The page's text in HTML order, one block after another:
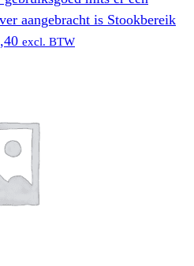
aangebracht is Stookbereik
excl. BTW